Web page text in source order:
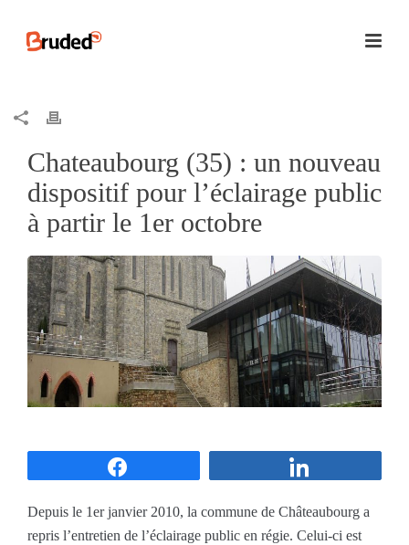
Chateaubourg (35) : un nouveau
dispositif pour l’éclairage public
à partir le 1er octobre
Depuis le 1er janvier 2010, la commune de Châteaubourg a
repris l’entretien de l’éclairage public en régie. Celui-ci est